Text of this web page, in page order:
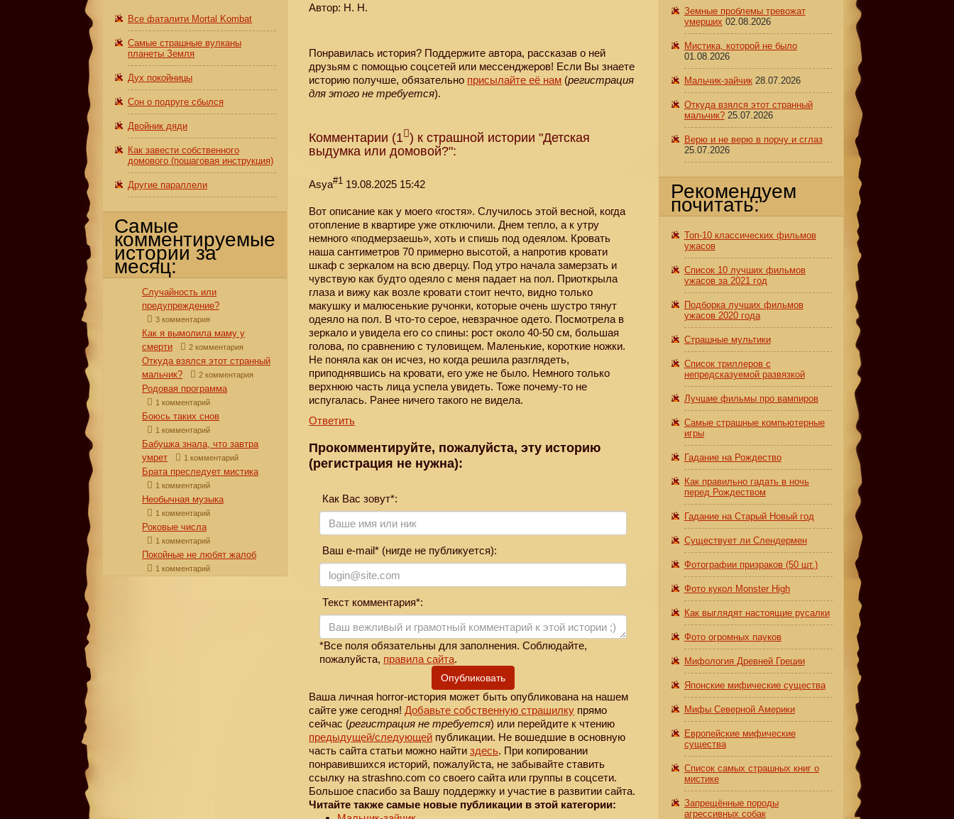
Автор: Н. Н.
Понравилась история? Поддержите автора, рассказав о ней
друзьям с помощью соцсетей или мессенджеров! Если Вы знаете
историю получше, обязательно присылайте её нам (регистрация
для этого не требуется).
Комментарии (1 ) к страшной истории "Детская
выдумка или домовой?":
Asya#1 19.08.2025 15:42
Вот описание как у моего «гостя». Случилось этой весной, когда
отопление в квартире уже отключили. Днем тепло, а к утру
немного «подмерзаешь», хоть и спишь под одеялом. Кровать
наша сантиметров 70 примерно высотой, а напротив кровати
шкаф с зеркалом на всю дверцу. Под утро начала замерзать и
чувствую как будто одеяло с меня падает на пол. Приоткрыла
глаза и вижу как возле кровати стоит нечто, видно только
макушку и малюсенькие ручонки, которые очень шустро тянут
одеяло на пол. В что-то серое, невзрачное одето. Посмотрела в
зеркало и увидела его со спины: рост около 40-50 см, большая
голова, по сравнению с туловищем. Маленькие, короткие ножки.
Не поняла как он исчез, но когда решила разглядеть,
приподнявшись на кровати, его уже не было. Немного только
верхнюю часть лица успела увидеть. Тоже почему-то не
испугалась. Ранее ничего такого не видела.
Ответить
Прокомментируйте, пожалуйста, эту историю
(регистрация не нужна):
Как Вас зовут*:
Ваш e-mail* (нигде не публикуется):
Текст комментария*:
*Все поля обязательны для заполнения. Соблюдайте,
пожалуйста, правила сайта.
Опубликовать
Ваша личная horror-история может быть опубликована на нашем
сайте уже сегодня!Добавьте собственную страшилку прямо
сейчас (регистрация не требуется) или перейдите к чтению
предыдущей/следующей публикации. Не вошедшие в основную
часть сайта статьи можно найтиздесь. При копировании
понравившихся историй, пожалуйста, не забывайте ставить
ссылку на strashno.com со своего сайта или группы в соцсети.
Большое спасибо за Вашу поддержку и участие в развитии сайта.
Читайте также самые новые публикации в этой категории:
Все фаталити Mortal Kombat
Самые страшные вулканы
планеты Земля
Дух покойницы
Сон о подруге сбылся
Двойник дяди
Как завести собственного
домового (пошаговая инструкция)
Другие параллели
Самые
комментируемые
истории за
месяц:
Случайность или
предупреждение?
3 комментария
Как я вымолила маму у
смерти
2 комментария
Откуда взялся этот странный
мальчик?
2 комментария
Родовая программа
1 комментарий
Боюсь таких снов
1 комментарий
Бабушка знала, что завтра
умрет
1 комментарий
Брата преследует мистика
1 комментарий
Необычная музыка
1 комментарий
Роковые числа
1 комментарий
Покойные не любят жалоб
1 комментарий
Земные проблемы тревожат
умерших 02.08.2026
Мистика, которой не было
01.08.2026
Мальчик-зайчик 28.07.2026
Откуда взялся этот странный
мальчик? 25.07.2026
Верю и не верю в порчу и сглаз
25.07.2026
Рекомендуем
почитать:
Топ-10 классических фильмов
ужасов
Список 10 лучших фильмов
ужасов за 2021 год
Подборка лучших фильмов
ужасов 2020 года
Страшные мультики
Список триллеров с
непредсказуемой развязкой
Лучшие фильмы про вампиров
Самые страшные компьютерные
игры
Гадание на Рождество
Как правильно гадать в ночь
перед Рождеством
Гадание на Старый Новый год
Существует ли Слендермен
Фотографии призраков (50 шт.)
Фото кукол Monster High
Как выглядят настоящие русалки
Фото огромных пауков
Мифология Древней Греции
Японские мифические существа
Мифы Северной Америки
Европейские мифические
существа
Список самых страшных книг о
мистике
Запрещённые породы
агрессивных собак